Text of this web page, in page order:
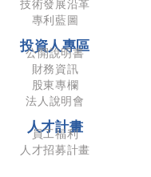
技術發展沿革
專利藍圖
投資人專區
公開說明書
財務資訊
股東專欄
法人說明會
人才計畫
員工福利
人才招募計畫